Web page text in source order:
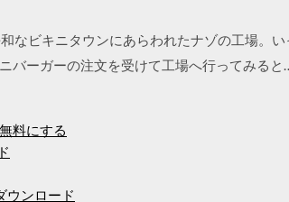
なビキニタウンにあらわれたナゾの工場。
バーガーの注文を受けて工場へ行ってみる
料にする
ウンロード